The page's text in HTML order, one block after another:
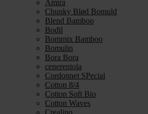
Amira
Chunky Blød Bomuld
Blend Bamboo
Bodil
Bommix Bamboo
Bomulin
Bora Bora
cenerentola
Cordonnet SPecial
Cotton 8/4
Cotton Soft Bio
Cotton Waves
Crealino